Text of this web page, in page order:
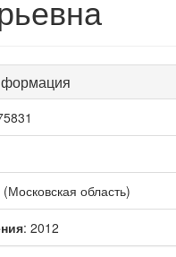
область)
: 2012